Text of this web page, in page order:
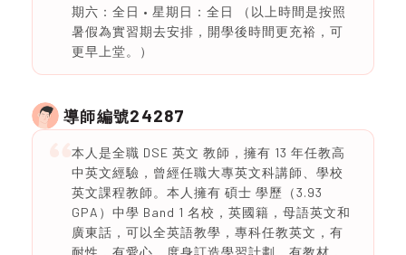
期六：全日 • 星期日：全日 （以上時間是按照
暑假為實習期去安排，開學後時間更充裕，可
更早上堂。）
導師編號24287
本人是全職 DSE 英文 教師，擁有 13 年任教高
中英文經驗，曾經任職大專英文科講師、學校
英文課程教師。本人擁有 碩士 學歷（3.93
GPA）中學 Band 1 名校，英國籍，母語英文和
廣東話，可以全英語教學，專科任教英文，有
耐性，有愛心，度身訂造學習計劃，有教材，